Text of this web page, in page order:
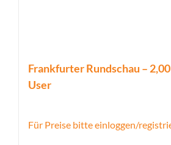
Frankfurter Rundschau –
User
Für Preise bitte einloggen/